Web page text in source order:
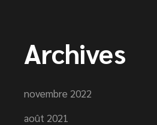
Archives
novembre 2022
août 2021